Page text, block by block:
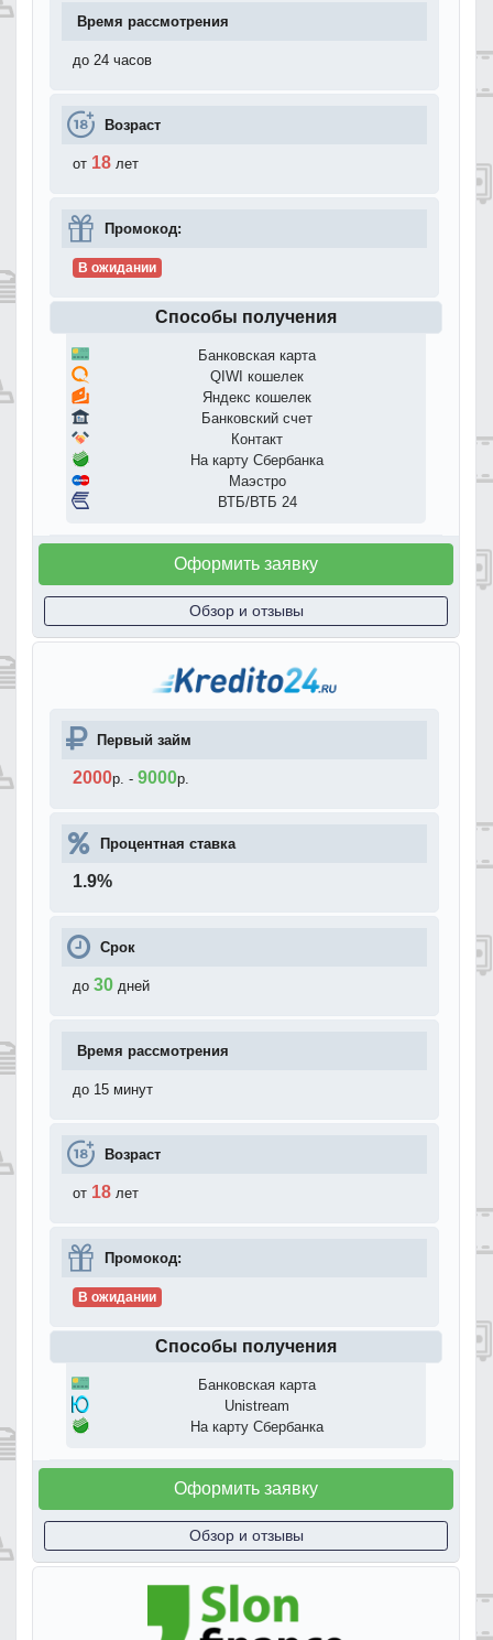
Время рассмотрения
до 24 часов
Возраст
от 18 лет
Промокод:
В ожидании
Способы получения
Банковская карта
QIWI кошелек
Яндекс кошелек
Банковский счет
Контакт
На карту Сбербанка
Маэстро
ВТБ/ВТБ 24
Оформить заявку
Обзор и отзывы
Первый займ
2000р. - 9000р.
Процентная ставка
1.9%
Срок
до 30 дней
Время рассмотрения
до 15 минут
Возраст
от 18 лет
Промокод:
В ожидании
Способы получения
Банковская карта
Unistream
На карту Сбербанка
Оформить заявку
Обзор и отзывы